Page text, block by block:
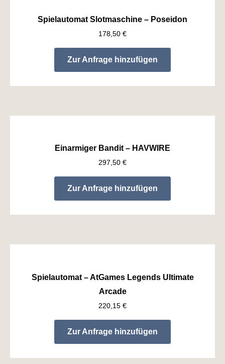
Spielautomat Slotmaschine – Poseidon
178,50 €
Zur Anfrage hinzufügen
Einarmiger Bandit – HAVWIRE
297,50 €
Zur Anfrage hinzufügen
Spielautomat – AtGames Legends Ultimate
Arcade
220,15 €
Zur Anfrage hinzufügen